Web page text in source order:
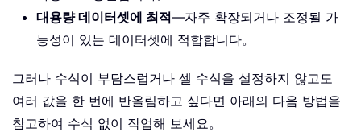
대용량 데이터셋에 최적—자주 확장되거나 조정될 가
능성이 있는 데이터셋에 적합합니다。
그러나 수식이 부담스럽거나 셀 수식을 설정하지 않고도
여러 값을 한 번에 반올림하고 싶다면 아래의 다음 방법을
참고하여 수식 없이 작업해 보세요。